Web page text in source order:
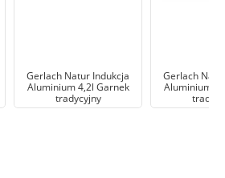
Gerlach Natur Indukcja
Aluminium 4,2l Garnek
tradycyjny
Gerlach
Aluminium